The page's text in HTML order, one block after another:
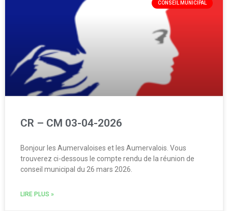
CONSEIL MUNICIPAL
CR – CM 03-04-2026
Bonjour les Aumervaloises et les Aumervalois. Vous
trouverez ci-dessous le compte rendu de la réunion de
conseil municipal du 26 mars 2026.
LIRE PLUS »